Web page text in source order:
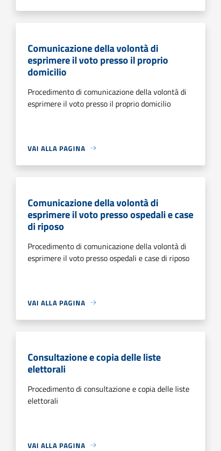
Comunicazione della volontà di
esprimere il voto presso il proprio
domicilio
Procedimento di comunicazione della volontà di
esprimere il voto presso il proprio domicilio
VAI ALLA PAGINA
Comunicazione della volontà di
esprimere il voto presso ospedali e case
di riposo
Procedimento di comunicazione della volontà di
esprimere il voto presso ospedali e case di riposo
VAI ALLA PAGINA
Consultazione e copia delle liste
elettorali
Procedimento di consultazione e copia delle liste
elettorali
VAI ALLA PAGINA